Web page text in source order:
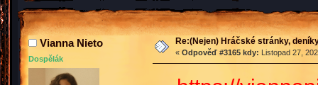
Vianna Nieto
Dospělák
Re:(Nejen) Hráčské stránky,
« Odpověď #3165 kdy: Listopad 27,